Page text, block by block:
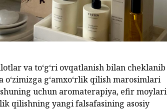
va to‘g‘ri ovqatlanish bilan cheklanib
g‘amxo‘rlik qilish marosimlari
shuning uchun aromaterapiya, efir moylari
qilishning yangi falsafasining asosiy